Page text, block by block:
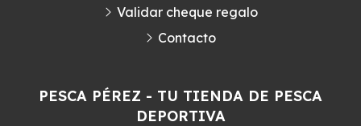
PESCA PÉREZ - TU TIENDA DE PESCA
DEPORTIVA
Validar cheque regalo
Contacto